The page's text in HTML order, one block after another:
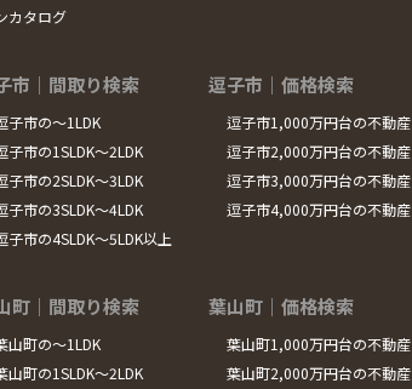
カタログ
市｜間取り検索
子市の～1LDK
子市の1SLDK～2LDK
子市の2SLDK～3LDK
子市の3SLDK～4LDK
子市の4SLDK～5LDK以上
逗子市｜価格検索
逗子市1,000万円台の不動産
逗子市2,000万円台の不動産
逗子市3,000万円台の不動産
逗子市4,000万円台の不動産
町｜間取り検索
山町の～1LDK
山町の1SLDK～2LDK
葉山町｜価格検索
葉山町1,000万円台の不動産
葉山町2,000万円台の不動産